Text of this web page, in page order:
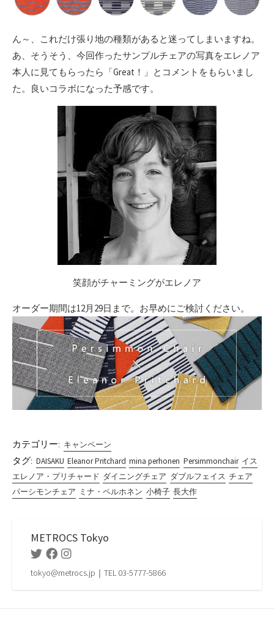
ん～、これだけ張り地の種類があると迷ってしまいますね。
あ、そうそう、今回作ったサンプルチェアの写真をエレノア
本人に見てもらったら「Great！」とコメントをもらいまし
た。良いコラボになった予感です。
笑顔がチャーミングがエレノア
オーダー期間は12月29日まで。お早めにご検討ください。
カテゴリー: キャンペーン
タグ: DAISAKU Eleanor Pritchard mina perhonen Persimmonchair イス
エレノア・プリチャード ダイニングチェア ダブルフェイス チェア
パーシモンチェア ミナ・ペルホネン 小椅子 長大作
METROCS Tokyo
TwitterFacebookInstagram
tokyo@metrocs.jp｜TEL 03-5777-5866